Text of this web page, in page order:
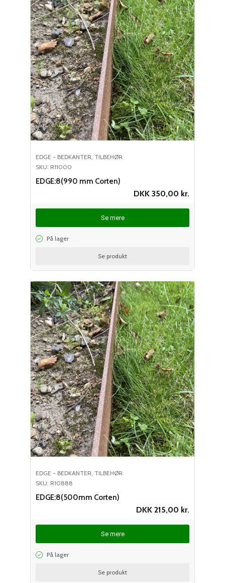
EDGE - BEDKANTER, TILBEHØR
SKU: R11000
EDGE:8(990 mm Corten)
DKK350,00 kr.
Se mere
På lager
Se produkt
EDGE - BEDKANTER TILBEHØR
SKU: R10888
EDGE:8(500mm Corten)
DKK215,00 kr.
Se mere
På lager
Se produkt